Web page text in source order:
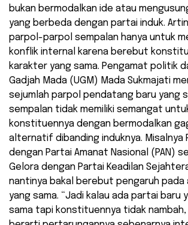
bukan bermodalkan ide atau
yang berbeda dengan partai induk.
parpol-parpol sempalan hanya untuk
konflik internal karena berebut
karakter yang sama. Pengamat politik
Gadjah Mada (UGM) Mada Sukmajati
sejumlah parpol pendatang baru yang
sempalan tidak memiliki semangat
konstituennya dengan bermodalkan
alternatif dibanding induknya. Misalnya
dengan Partai Amanat Nasional (PAN)
Gelora dengan Partai Keadilan
nantinya bakal berebut pengaruh pada
yang sama. “Jadi kalau ada partai baru
sama tapi konstituennya tidak nambah,